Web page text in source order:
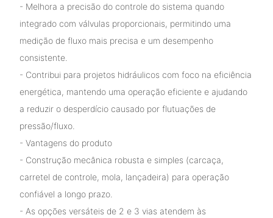
- Melhora a precisão do controle do sistema quando
integrado com válvulas proporcionais, permitindo uma
medição de fluxo mais precisa e um desempenho
consistente.
- Contribui para projetos hidráulicos com foco na eficiência
energética, mantendo uma operação eficiente e ajudando
a reduzir o desperdício causado por flutuações de
pressão/fluxo.
- Vantagens do produto
- Construção mecânica robusta e simples (carcaça,
carretel de controle, mola, lançadeira) para operação
confiável a longo prazo.
- As opções versáteis de 2 e 3 vias atendem às